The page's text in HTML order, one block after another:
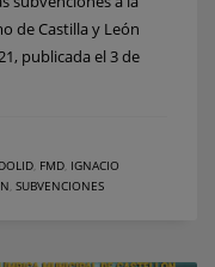
de Castilla y León
publicada el 3 de
FMD IGNACIO
SUBVENCIONES